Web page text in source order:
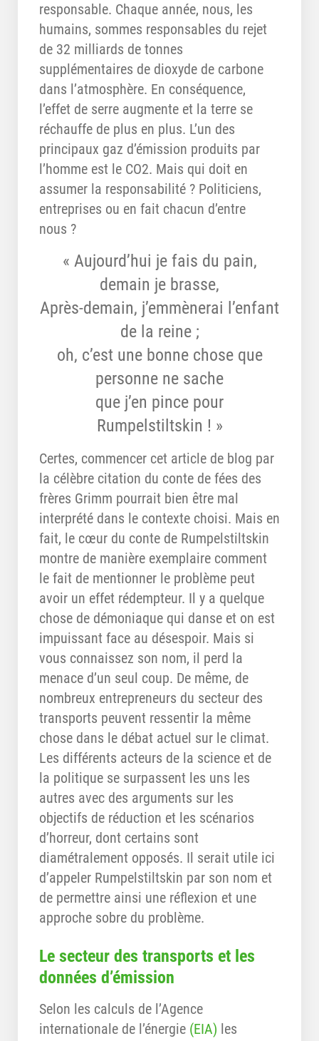
responsable. Chaque année, nous, les
humains, sommes responsables du rejet
de 32 milliards de tonnes
supplémentaires de dioxyde de carbone
dans l’atmosphère. En conséquence,
l’effet de serre augmente et la terre se
réchauffe de plus en plus. L’un des
principaux gaz d’émission produits par
l’homme est le CO2. Mais qui doit en
assumer la responsabilité ? Politiciens,
entreprises ou en fait chacun d’entre
nous ?
« Aujourd’hui je fais du pain,
demain je brasse,
Après-demain, j’emmènerai l’enfant
de la reine ;
oh, c’est une bonne chose que
personne ne sache
que j’en pince pour
Rumpelstiltskin ! »
Certes, commencer cet article de blog par
la célèbre citation du conte de fées des
frères Grimm pourrait bien être mal
interprété dans le contexte choisi. Mais en
fait, le cœur du conte de Rumpelstiltskin
montre de manière exemplaire comment
le fait de mentionner le problème peut
avoir un effet rédempteur. Il y a quelque
chose de démoniaque qui danse et on est
impuissant face au désespoir. Mais si
vous connaissez son nom, il perd la
menace d’un seul coup. De même, de
nombreux entrepreneurs du secteur des
transports peuvent ressentir la même
chose dans le débat actuel sur le climat.
Les différents acteurs de la science et de
la politique se surpassent les uns les
autres avec des arguments sur les
objectifs de réduction et les scénarios
d’horreur, dont certains sont
diamétralement opposés. Il serait utile ici
d’appeler Rumpelstiltskin par son nom et
de permettre ainsi une réflexion et une
approche sobre du problème.
Le secteur des transports et les
données d’émission
Selon les calculs de l’Agence
internationale de l’énergie (EIA) les